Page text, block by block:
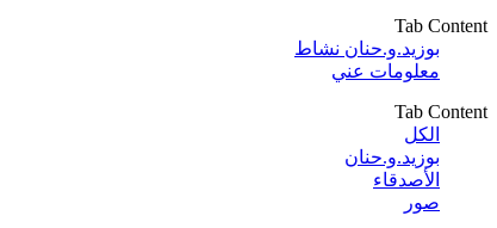
Tab Content
بوزيد.و.حنان نشاط
معلومات عني
Tab Content
الكل
بوزيد.و.حنان
الأصدقاء
صور